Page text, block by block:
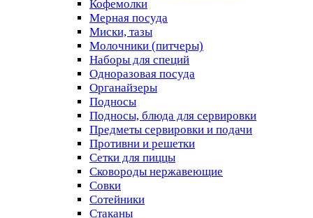
Кофемолки
Мерная посуда
Миски, тазы
Молочники (питчеры)
Наборы для специй
Одноразовая посуда
Органайзеры
Подносы
Подносы, блюда для сервировки
Предметы сервировки и подачи
Противни и решетки
Сетки для пиццы
Сковороды нержавеющие
Совки
Сотейники
Стаканы